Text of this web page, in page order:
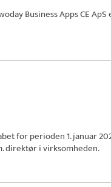
Business Apps CE ApS
for perioden 1. januar
direktør i virksomheden.